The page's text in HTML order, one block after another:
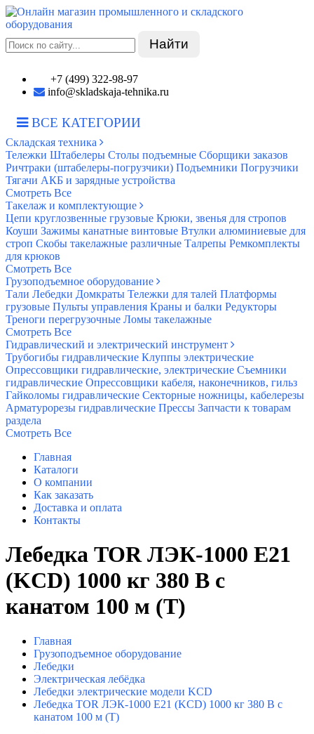
Найти
+7 (499) 322-98-97
info@skladskaja-tehnika.ru
ВСЕ КАТЕГОРИИ
Складская техника
Тележки Штабелеры Столы подъемные Сборщики заказов
Ричтраки (штабелеры-погрузчики) Подъемники Погрузчики
Тягачи АКБ и зарядные устройства
Смотреть Все
Такелаж и комплектующие
Цепи круглозвенные грузовые Крюки, звенья для стропов
Коуши Зажимы канатные винтовые Втулки алюминиевые для
строп Скобы такелажные различные Талрепы Ремкомплекты
для крюков
Смотреть Все
Грузоподъемное оборудование
Тали Лебедки Домкраты Тележки для талей Платформы
грузовые Пульты управления Краны и балки Редукторы
Треноги перегрузочные Ломы такелажные
Смотреть Все
Гидравлический и электрический инструмент
Трубогибы гидравлические Клуппы электрические
Опрессовщики гидравлические, электрические Съемники
гидравлические Опрессовщики кабеля, наконечников, гильз
Гайколомы гидравлические Секторные ножницы, кабелерезы
Арматурорезы гидравлические Прессы Запчасти к товарам
раздела
Смотреть Все
Главная
Каталоги
О компании
Как заказать
Доставка и оплата
Контакты
Лебедка TOR ЛЭК-1000 E21
(KCD) 1000 кг 380 В с
канатом 100 м (T)
Главная
Грузоподъемное оборудование
Лебедки
Электрическая лебёдка
Лебедки электрические модели KCD
Лебедка TOR ЛЭК-1000 E21 (KCD) 1000 кг 380 В с
канатом 100 м (T)